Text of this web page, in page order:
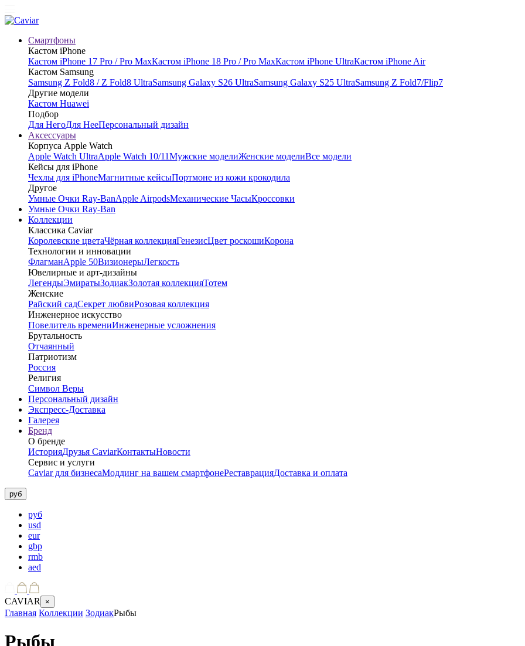
Смартфоны
Кастом iPhone
Кастом iPhone 17 Pro / Pro MaxКастом iPhone 18 Pro / Pro MaxКастом iPhone UltraКастом iPhone Air
Кастом Samsung
Samsung Z Fold8 / Z Fold8 UltraSamsung Galaxy S26 UltraSamsung Galaxy S25 UltraSamsung Z Fold7/Flip7
Другие модели
Кастом Huawei
Подбор
Для НегоДля НееПерсональный дизайн
Аксессуары
Корпуса Apple Watch
Apple Watch UltraApple Watch 10/11Мужские моделиЖенские моделиВсе модели
Кейсы для iPhone
Чехлы для iPhoneМагнитные кейсыПортмоне из кожи крокодила
Другое
Умные Очки Ray-BanApple AirpodsМеханические ЧасыКроссовки
Умные Очки Ray-Ban
Коллекции
Классика Caviar
Королевские цветаЧёрная коллекцияГенезисЦвет роскошиКорона
Технологии и инновации
ФлагманApple 50ВизионерыЛегкость
Ювелирные и арт-дизайны
ЛегендыЭмиратыЗодиакЗолотая коллекцияТотем
Женские
Райский садСекрет любвиРозовая коллекция
Инженерное искусство
Повелитель времениИнженерные усложнения
Брутальность
Отчаянный
Патриотизм
Россия
Религия
Символ Веры
Персональный дизайн
Экспресс-Доставка
Галерея
Бренд
О бренде
ИсторияДрузья CaviarКонтактыНовости
Сервис и услуги
Caviar для бизнесаМоддинг на вашем смартфонеРеставрацияДоставка и оплата
руб
руб
usd
eur
gbp
rmb
aed
CAVIAR ×
Главная Коллекции ЗодиакРыбы
Рыбы